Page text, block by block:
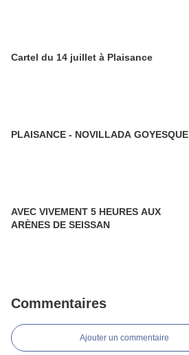
Cartel du 14 juillet à Plaisance
PLAISANCE - NOVILLADA GOYESQUE
AVEC VIVEMENT 5 HEURES AUX
ARÈNES DE SEISSAN
Commentaires
Ajouter un commentaire